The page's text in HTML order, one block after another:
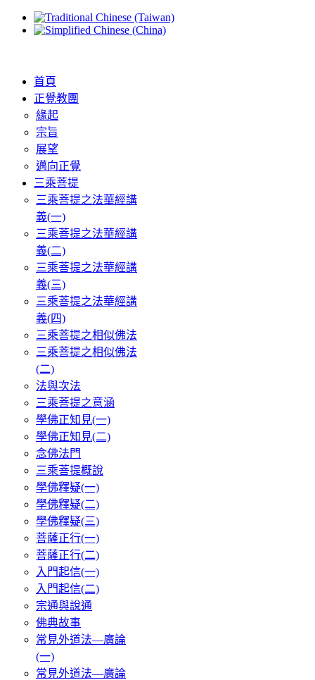
首頁
正覺教團
緣起
宗旨
展望
邁向正覺
三乘菩提
三乘菩提之法華經講
義(一)
三乘菩提之法華經講
義(二)
三乘菩提之法華經講
義(三)
三乘菩提之法華經講
義(四)
三乘菩提之相似佛法
三乘菩提之相似佛法
(二)
法與次法
三乘菩提之意涵
學佛正知見(一)
學佛正知見(二)
念佛法門
三乘菩提概說
學佛釋疑(一)
學佛釋疑(二)
學佛釋疑(三)
菩薩正行(一)
菩薩正行(二)
入門起信(一)
入門起信(二)
宗通與說通
佛典故事
常見外道法—廣論
(一)
常見外道法—廣論